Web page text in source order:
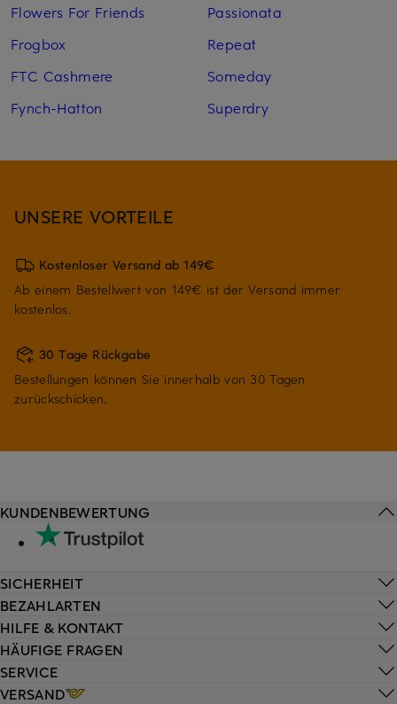
Flowers For Friends
Frogbox
FTC Cashmere
Fynch-Hatton
Passionata
Repeat
Someday
Superdry
UNSERE VORTEILE
Kostenloser Versand ab 149€
Ab einem Bestellwert von 149€ ist der Versand immer
kostenlos.
30 Tage Rückgabe
Bestellungen können Sie innerhalb von 30 Tagen
zurückschicken.
HILFE & KONTAKT
HÄUFIGE FRAGEN
SERVICE
VERSAND
KUNDENBEWERTUNG
SICHERHEIT
BEZAHLARTEN